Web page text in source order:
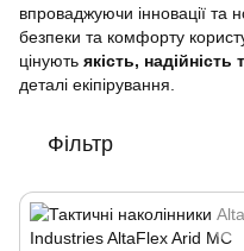
впроваджуючи інновації та
безпеки та комфорту
цінують якість, надійність
деталі екіпірування.
Фільтр